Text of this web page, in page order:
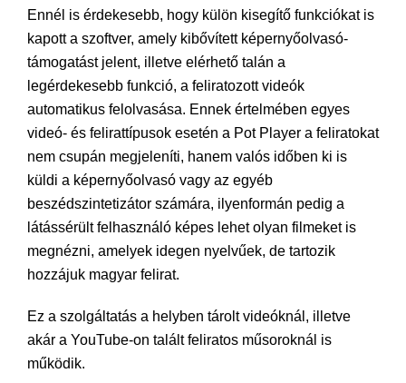
Ennél is érdekesebb, hogy külön kisegítő funkciókat is
kapott a szoftver, amely kibővített képernyőolvasó-
támogatást jelent, illetve elérhető talán a
legérdekesebb funkció, a feliratozott videók
automatikus felolvasása. Ennek értelmében egyes
videó- és felirattípusok esetén a Pot Player a feliratokat
nem csupán megjeleníti, hanem valós időben ki is
küldi a képernyőolvasó vagy az egyéb
beszédszintetizátor számára, ilyenformán pedig a
látássérült felhasználó képes lehet olyan filmeket is
megnézni, amelyek idegen nyelvűek, de tartozik
hozzájuk magyar felirat.
Ez a szolgáltatás a helyben tárolt videóknál, illetve
akár a YouTube-on talált feliratos műsoroknál is
működik.